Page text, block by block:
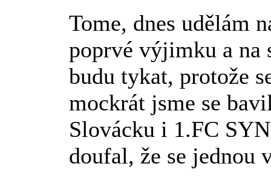
Tome, dnes udělám
poprvé výjimku a na
budu tykat, protože
mockrát jsme se
Slovácku i 1.FC
doufal, že se jednou